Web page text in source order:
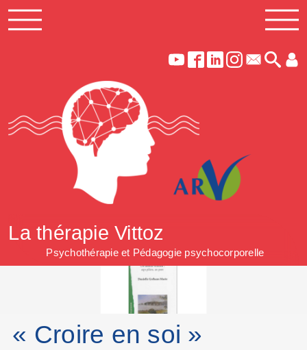
La thérapie Vittoz
Psychothérapie et Pédagogie psychocorporelle
« Croire en soi »